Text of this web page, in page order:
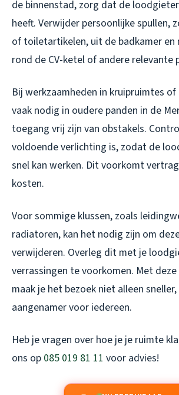
de binnenstad, zorg dat de
heeft. Verwijder persoonlijke spullen,
of toiletartikelen, uit de badkamer en
rond de CV-ketel of andere relevante
Bij werkzaamheden in kruipruimtes of
vaak nodig in oudere panden in de
toegang vrij zijn van obstakels.
voldoende verlichting is, zodat de
snel kan werken. Dit voorkomt
kosten.
Voor sommige klussen, zoals
radiatoren, kan het nodig zijn om
verwijderen. Overleg dit met je
verrassingen te voorkomen. Met
maak je het bezoek niet alleen
aangenamer voor iedereen.
Heb je vragen over hoe je je ruimte
ons op 085 019 81 11 voor advies!